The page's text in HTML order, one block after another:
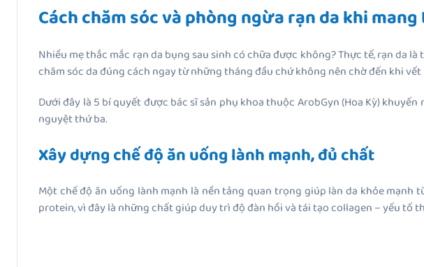
Cách chăm sóc và phòng ngừa rạn da khi
Nhiều mẹ thắc mắc rạn da bụng sau sinh có chữa được không? Thực tế, rạn
chăm sóc da đúng cách ngay từ những tháng đầu chứ không nên chờ đến khi
Dưới đây là 5 bí quyết được bác sĩ sản phụ khoa thuộc ArobGyn (Hoa Kỳ)
nguyệt thứ ba.
Xây dựng chế độ ăn uống lành mạnh, đủ chất
Một chế độ ăn uống lành mạnh là nền tảng quan trọng giúp làn da khỏe mạnh
protein, vì đây là những chất giúp duy trì độ đàn hồi và tái tạo collagen – yếu tố